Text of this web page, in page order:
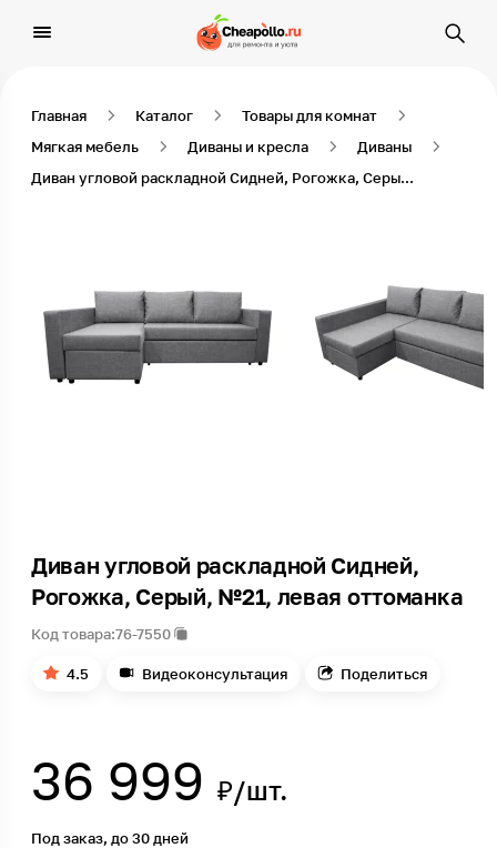
Главная Каталог
Товары для комнат
Мягкая мебель
Диваны и кресла
Диваны
Диван угловой раскладной Сидней, Рогожка, Серый, №21, левая оттоманка
Диван угловой раскладной Сидней,
Рогожка, Серый, №21, левая оттоманка
Код товара:76-7550
4.5 Видеоконсультация Поделиться
36 999 ₽/шт.
Под заказ, до 30 дней